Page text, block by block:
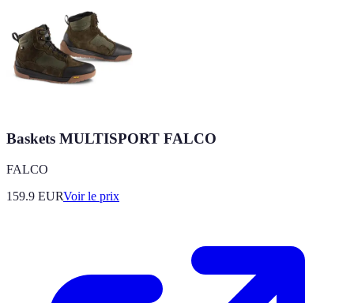
Baskets MULTISPORT FALCO
FALCO
159.9 EURVoir le prix